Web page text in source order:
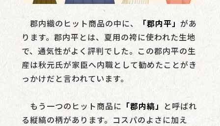
郡内織のヒット商品の中に、 「郡内平」 があ
ります。郡内平とは、夏用の袴に使われた生地
で、通気性がよく評判でした。この郡内平の生
産は秋元氏が家臣へ内職として勧めたことがき
っかけだと言われています。
もう一つのヒット商品に 「郡内縞」 と呼ばれ
る縦縞の柄があります。コスパのよさに加え